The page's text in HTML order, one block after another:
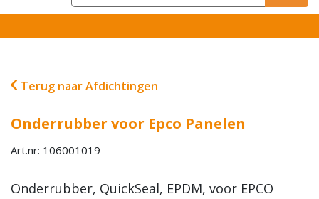
Terug naar Afdichtingen
Onderrubber voor Epco Panelen
Art.nr: 106001019
Onderrubber, QuickSeal, EPDM, voor EPCO